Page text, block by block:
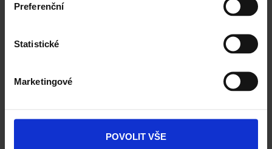
Preferenční
Statistické
Marketingové
POVOLIT VŠE
Okamžitý odhad ceny stropu
Vyhledavač prohlášení DoP